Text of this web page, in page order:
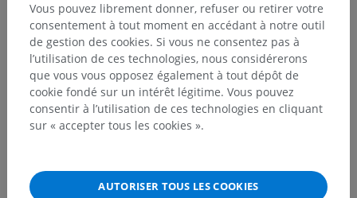
Hiérarchie anatomique
Anatomie humaine 2
Organes génitaux internes féminins> Utérus>
Bord de l'utérus
Vous pouvez librement donner, refuser ou retirer votre
consentement à tout moment en accédant à notre outil
de gestion des cookies. Si vous ne consentez pas à
l’utilisation de ces technologies, nous considérerons
que vous vous opposez également à tout dépôt de
cookie fondé sur un intérêt légitime. Vous pouvez
consentir à l’utilisation de ces technologies en cliquant
sur « accepter tous les cookies ».
AUTORISER TOUS LES COOKIES